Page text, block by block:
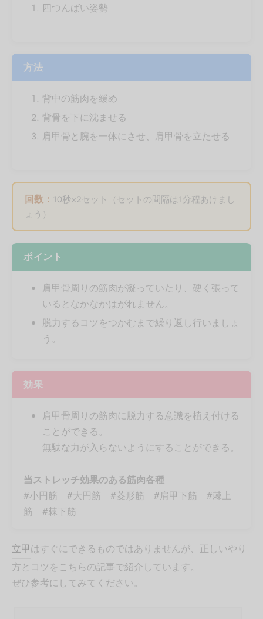
四つんばい姿勢
方法
背中の筋肉を緩め
背骨を下に沈ませる
肩甲骨と腕を一体にさせ、肩甲骨を立たせる
回数： 10秒×2セット（セットの間隔は1分程あけまし
ょう）
ポイント
肩甲骨周りの筋肉が凝っていたり、硬く張って
いるとなかなかはがれません。
脱力するコツをつかむまで繰り返し行いましょ
う。
効果
肩甲骨周りの筋肉に脱力する意識を植え付ける
ことができる。
無駄な力が入らないようにすることができる。
当ストレッチ効果のある筋肉各種
#小円筋 #大円筋 #菱形筋 #肩甲下筋 #棘上
筋 #棘下筋
立甲はすぐにできるものではありませんが、正しいやり
方とコツをこちらの記事で紹介しています。
ぜひ参考にしてみてください。